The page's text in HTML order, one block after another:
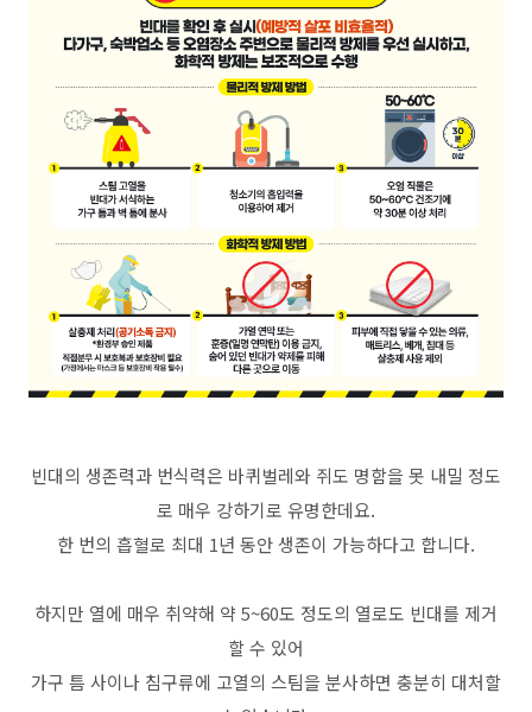
빈대의 생존력과 번식력은 바퀴벌레와 쥐도 명함을 못 내밀 정도
로 매우 강하기로 유명한데요.
한 번의 흡혈로 최대 1년 동안 생존이 가능하다고 합니다.
하지만 열에 매우 취약해 약 5~60도 정도의 열로도 빈대를 제거
할 수 있어
가구 틈 사이나 침구류에 고열의 스팀을 분사하면 충분히 대처할